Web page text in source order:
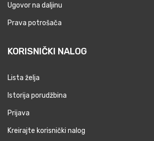
Ugovor na daljinu
Prava potrošača
KORISNIČKI NALOG
Lista želja
Istorija porudžbina
Prijava
Kreirajte korisnički nalog